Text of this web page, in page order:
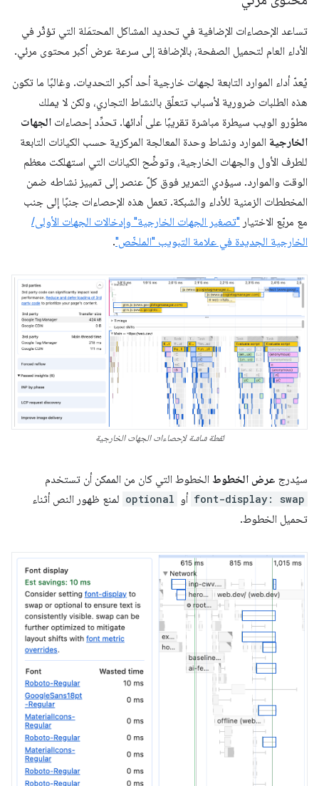
تساعد الإحصاءات الإضافية في تحديد المشاكل المحتمَلة التي تؤثّر في
الأداء العام لتحميل الصفحة، بالإضافة إلى سرعة عرض أكبر محتوى مرئي.
يُعدّ أداء الموارد التابعة لجهات خارجية أحد أكبر التحديات. وغالبًا ما تكون
هذه الطلبات ضرورية لأسباب تتعلّق بالنشاط التجاري، ولكن لا يملك
مطوّرو الويب سيطرة مباشرة تقريبًا على أدائها. تحدِّد إحصاءات الجهات
الخارجية الموارد ونشاط وحدة المعالجة المركزية حسب الكيانات التابعة
للطرف الأول والجهات الخارجية، وتوضِّح الكيانات التي استهلكت معظم
الوقت والموارد. سيؤدي التمرير فوق كلّ عنصر إلى تمييز نشاطه ضمن
المخططات الزمنية للأداء والشبكة. تعمل هذه الإحصاءات جنبًا إلى جنب
مع مربّع الاختيار "تصغير الجهات الخارجية" وإدخالات الجهات الأولى/
الخارجية الجديدة في علامة التبويب "الملخّص".
لقطة شاشة لإحصاءات الجهات الخارجية
سيُدرج عرض الخطوط الخطوط التي كان من الممكن أن تستخدم
font-display: swap أو optional لمنع ظهور النص أثناء
تحميل الخطوط.